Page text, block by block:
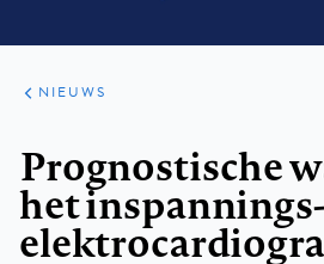
ARTIKELEN
HET
KORT
NIEUWS
Prognostische
het inspannings-